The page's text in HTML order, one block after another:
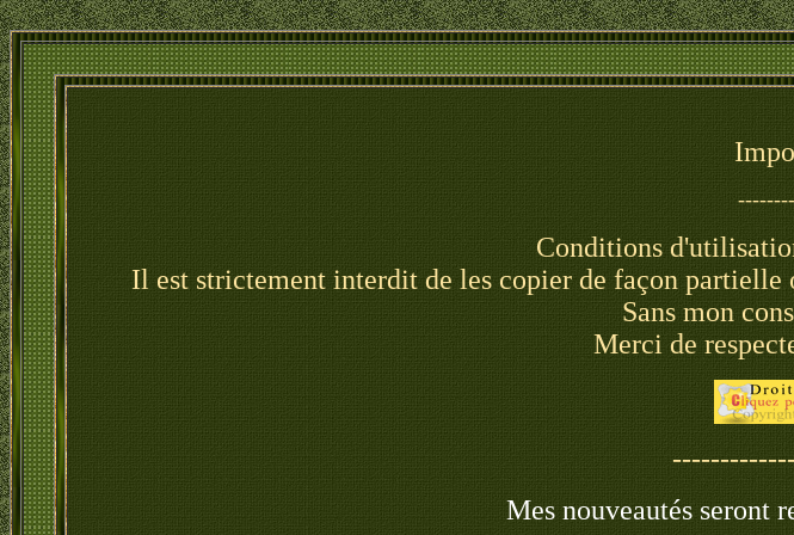
Conditions
Il est strictement interdit de les copier de façon
Sans mon
Merci de
Mes nouveautés seront